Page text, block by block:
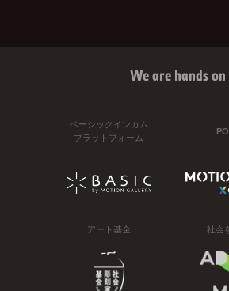
We are hands on
ベーシックインカム
プラットフォーム
アート基金 社会